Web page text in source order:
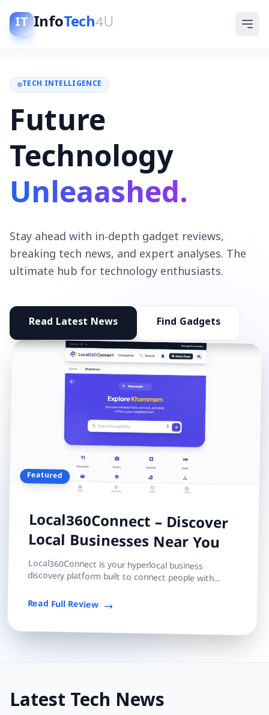
IT InfoTech4U
TECH INTELLIGENCE
Future
Technology
Unleaashed.
Stay ahead with in-depth gadget reviews,
breaking tech news, and expert analyses. The
ultimate hub for technology enthusiasts.
Read Latest News Find Gadgets
Featured
Local360Connect – Discover
Local Businesses Near You
Local360Connect is your hyperlocal business
discovery platform built to connect people with
Read Full Review
Latest Tech News